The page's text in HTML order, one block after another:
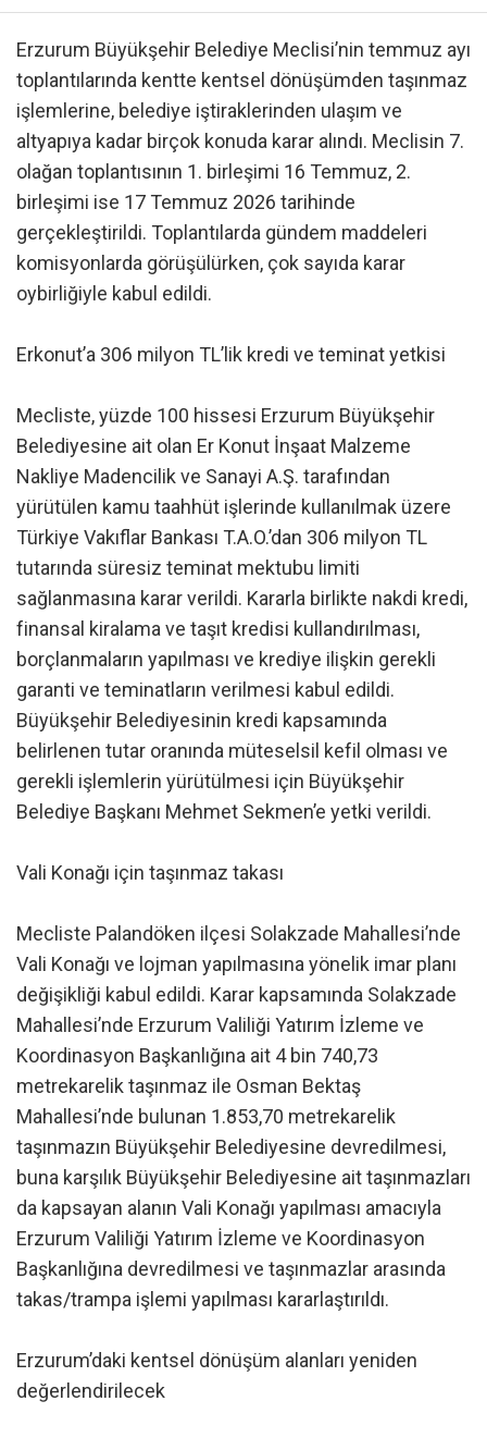
Erzurum Büyükşehir Belediye Meclisi’nin temmuz ayı
toplantılarında kentte kentsel dönüşümden taşınmaz
işlemlerine, belediye iştiraklerinden ulaşım ve
altyapıya kadar birçok konuda karar alındı. Meclisin 7.
olağan toplantısının 1. birleşimi 16 Temmuz, 2.
birleşimi ise 17 Temmuz 2026 tarihinde
gerçekleştirildi. Toplantılarda gündem maddeleri
komisyonlarda görüşülürken, çok sayıda karar
oybirliğiyle kabul edildi.
Erkonut’a 306 milyon TL’lik kredi ve teminat yetkisi
Mecliste, yüzde 100 hissesi Erzurum Büyükşehir
Belediyesine ait olan Er Konut İnşaat Malzeme
Nakliye Madencilik ve Sanayi A.Ş. tarafından
yürütülen kamu taahhüt işlerinde kullanılmak üzere
Türkiye Vakıflar Bankası T.A.O.’dan 306 milyon TL
tutarında süresiz teminat mektubu limiti
sağlanmasına karar verildi. Kararla birlikte nakdi kredi,
finansal kiralama ve taşıt kredisi kullandırılması,
borçlanmaların yapılması ve krediye ilişkin gerekli
garanti ve teminatların verilmesi kabul edildi.
Büyükşehir Belediyesinin kredi kapsamında
belirlenen tutar oranında müteselsil kefil olması ve
gerekli işlemlerin yürütülmesi için Büyükşehir
Belediye Başkanı Mehmet Sekmen’e yetki verildi.
Vali Konağı için taşınmaz takası
Mecliste Palandöken ilçesi Solakzade Mahallesi’nde
Vali Konağı ve lojman yapılmasına yönelik imar planı
değişikliği kabul edildi. Karar kapsamında Solakzade
Mahallesi’nde Erzurum Valiliği Yatırım İzleme ve
Koordinasyon Başkanlığına ait 4 bin 740,73
metrekarelik taşınmaz ile Osman Bektaş
Mahallesi’nde bulunan 1.853,70 metrekarelik
taşınmazın Büyükşehir Belediyesine devredilmesi,
buna karşılık Büyükşehir Belediyesine ait taşınmazları
da kapsayan alanın Vali Konağı yapılması amacıyla
Erzurum Valiliği Yatırım İzleme ve Koordinasyon
Başkanlığına devredilmesi ve taşınmazlar arasında
takas/trampa işlemi yapılması kararlaştırıldı.
Erzurum’daki kentsel dönüşüm alanları yeniden
değerlendirilecek